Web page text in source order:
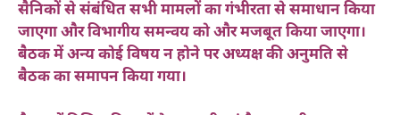
सैनिकों से संबंधित सभी मामलों का गंभीरता से समाधान किया
जाएगा और विभागीय समन्वय को और मजबूत किया जाएगा।
बैठक में अन्य कोई विषय न होने पर अध्यक्ष की अनुमति से
बैठक का समापन किया गया।